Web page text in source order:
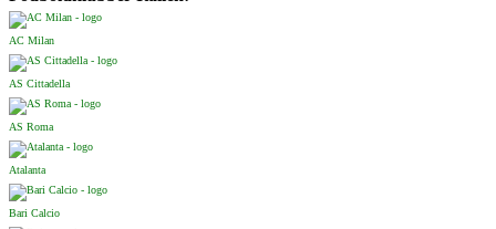
AC Milan
AS Cittadella
AS Roma
Atalanta
Bari Calcio